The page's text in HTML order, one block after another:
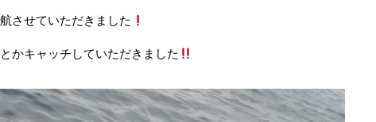
させていただきました
かキャッチしていただきました